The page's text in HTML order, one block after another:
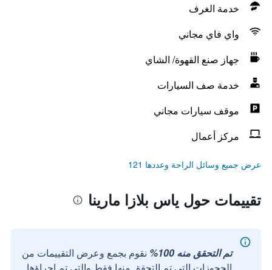
خدمة الغرف
واي فاي مجاني
جهاز صنع القهوة/ الشاي
خدمة صف السيارات
موقف سيارات مجاني
مركز أعمال
عرض جميع وسائل الراحة وعددها 121
تقييمات حول ياس بلازا مارينا
تم التحقق منه 100%
نقوم بجمع وعرض التقييمات من